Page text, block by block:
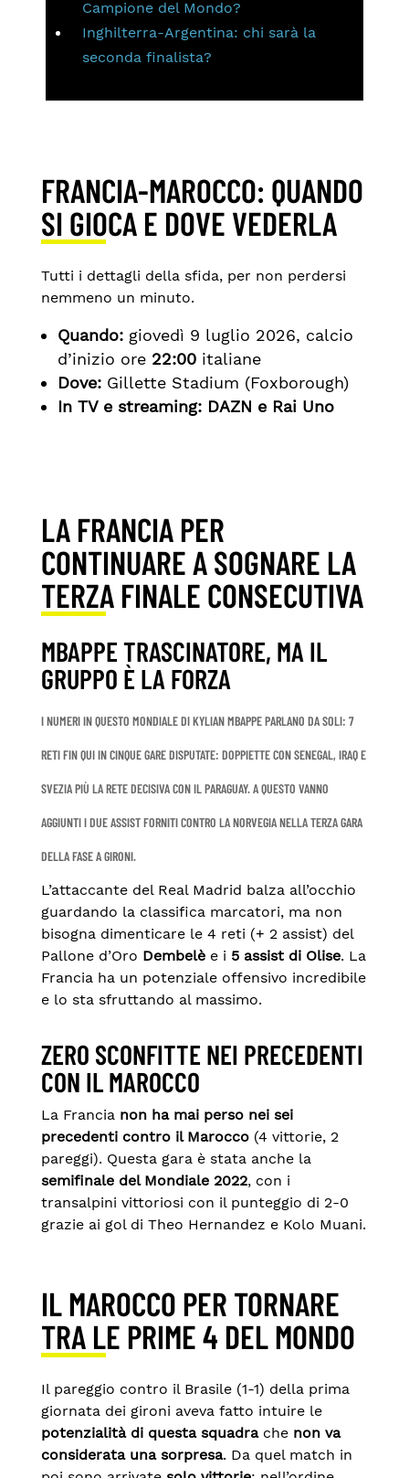
Campione del Mondo?
Inghilterra-Argentina: chi sarà la
seconda finalista?
FRANCIA-MAROCCO: QUANDO
SI GIOCA E DOVE VEDERLA
Tutti i dettagli della sfida, per non perdersi
nemmeno un minuto.
Quando:giovedì 9 luglio 2026, calcio
d’inizio ore 22:00italiane
Dove: Gillette Stadium (Foxborough)
In TV e streaming: DAZN e Rai Uno
LA FRANCIA PER
CONTINUARE A SOGNARE LA
TERZA FINALE CONSECUTIVA
MBAPPE TRASCINATORE, MA IL
GRUPPO È LA FORZA
I NUMERI IN QUESTO MONDIALE DIKYLIAN MBAPPEPARLANO DA SOLI: 7
RETI FIN QUI IN CINQUE GAREDISPUTATE: DOPPIETTE CON SENEGAL, IRAQ E
SVEZIA PIÙ LA RETE DECISIVA CON IL PARAGUAY. A QUESTO VANNO
AGGIUNTI IDUE ASSIST FORNITICONTRO LA NORVEGIA NELLA TERZA GARA
DELLA FASE A GIRONI.
L’attaccante del Real Madrid balza all’occhio
guardando la classifica marcatori, ma non
bisogna dimenticare le 4 reti (+ 2 assist) del
Pallone d’Oro Dembelèe i 5 assist di Olise. La
Francia ha un potenziale offensivo incredibile
e lo sta sfruttando al massimo.
ZERO SCONFITTE NEI PRECEDENTI
CON IL MAROCCO
La Francianon ha mai perso nei sei
precedenti contro il Marocco(4 vittorie, 2
pareggi). Questa gara è stata anche la
semifinale del Mondiale 2022, con i
transalpini vittoriosi con il punteggio di 2-0
grazie ai gol di Theo Hernandez e Kolo Muani.
IL MAROCCO PER TORNARE
TRA LE PRIME 4 DEL MONDO
Il pareggio contro il Brasile (1-1) della prima
giornata dei gironi aveva fatto intuire le
potenzialità di questa squadrache non va
considerata una sorpresa. Da quel match in